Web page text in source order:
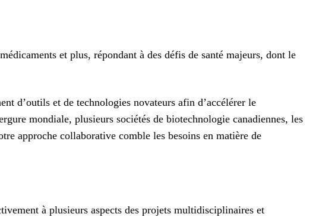
et plus, répondant à des défis de santé majeurs, dont le
d’outils et de technologies novateurs afin d’accélérer le
mondiale, plusieurs sociétés de biotechnologie canadiennes, les
approche collaborative comble les besoins en matière de
à plusieurs aspects des projets multidisciplinaires et